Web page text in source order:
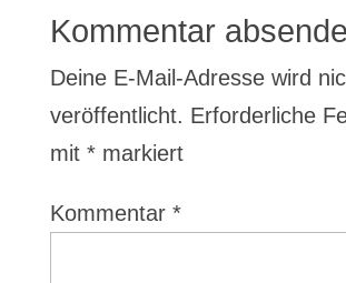
Kommentar
Deine E-Mail-Adresse wird
veröffentlicht. Erforderliche
mit *markiert
Kommentar *